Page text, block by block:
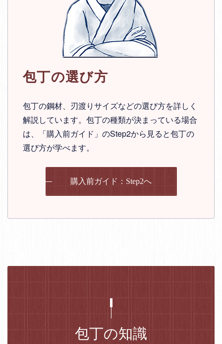
包丁の選び方
包丁の鋼材、刃渡りサイズなどの選び方を詳しく
解説しています。包丁の種類が決まっている場合
は、「購入前ガイド」のStep2から見ると包丁の
選び方が学べます。
購入前ガイド：Step2へ
包丁の知識